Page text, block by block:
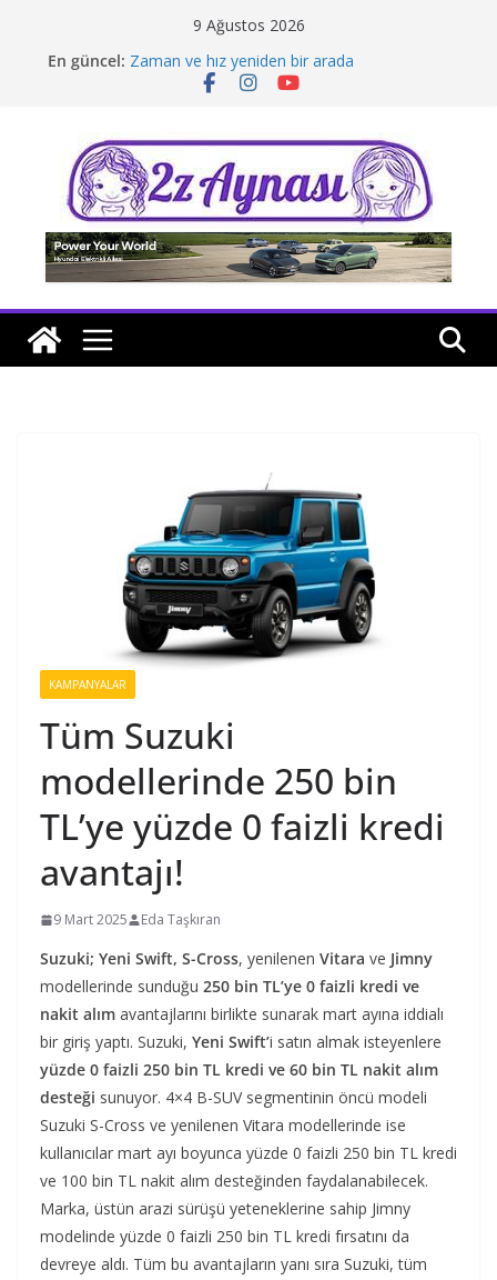
9 Ağustos 2026
En güncel: Zaman ve hız yeniden bir arada
Borusan Next Bodrum’da açıldı
Tatil rotasında test sürüşü
KAMPANYALAR
Tüm Suzuki
modellerinde 250 bin
TL’ye yüzde 0 faizli kredi
avantajı!
9 Mart 2025 Eda Taşkıran
Suzuki; Yeni Swift, S-Cross, yenilenen Vitara ve Jimny
modellerinde sunduğu 250 bin TL’ye 0 faizli kredi ve
nakit alım avantajlarını birlikte sunarak mart ayına iddialı
bir giriş yaptı. Suzuki, Yeni Swift’i satın almak isteyenlere
yüzde 0 faizli 250 bin TL kredi ve 60 bin TL nakit alım
desteği sunuyor. 4×4 B-SUV segmentinin öncü modeli
Suzuki S-Cross ve yenilenen Vitara modellerinde ise
kullanıcılar mart ayı boyunca yüzde 0 faizli 250 bin TL kredi
ve 100 bin TL nakit alım desteğinden faydalanabilecek.
Marka, üstün arazi sürüşü yeteneklerine sahip Jimny
modelinde yüzde 0 faizli 250 bin TL kredi fırsatını da
devreye aldı. Tüm bu avantajların yanı sıra Suzuki, tüm